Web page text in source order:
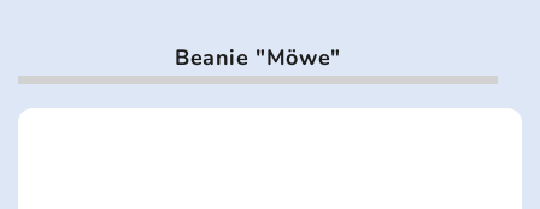
Beanie "Möwe"